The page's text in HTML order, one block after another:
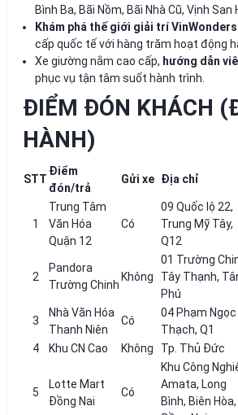
Bình Ba, Bãi Nồm, Bãi Nhà Cũ, Vịnh San
Khám phá thế giới giải trí VinWonders
cấp quốc tế với hàng trăm hoạt động
Xe giường nằm cao cấp, hướng dẫn
phục vụ tận tâm suốt hành trình.
ĐIỂM ĐÓN KHÁCH
HÀNH)
STT
Điểm
đón/trả
Gửi xe Địa chỉ
1
Trung Tâm
Văn Hóa
Quận 12
Có
09 Quốc lộ 22,
Trung Mỹ Tây,
Q12
2
Pandora
Trường Chinh
Không
01 Trường
Tây Thạnh,
Phú
3
Nhà Văn Hóa
Thanh Niên
Có
04 Phạm Ngọc
Thạch, Q1
4 Khu CN Cao Không Tp. Thủ Đức
5
Lotte Mart
Đồng Nai
Có
Khu Công
Amata, Long
Bình, Biên Hòa,